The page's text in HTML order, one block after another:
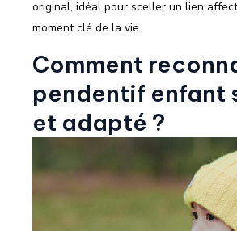
original, idéal pour sceller un lien
moment clé de la vie.
Comment
pendentif enfant
et adapté ?